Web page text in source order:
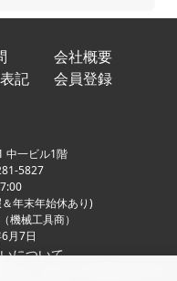
会社概要
記
会員登録
中一ビル1階
5827
年末年始休あり)
機械工具商）
月7日
について
スロ、家パチの実機販売専門店